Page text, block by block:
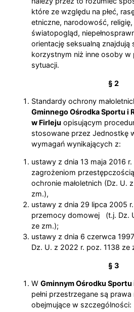
które ze względu na płeć,
etniczne, narodowość, religię,
światopogląd,
orientację seksualną znajdują
korzystnym niż inne osoby w
sytuacji.
§ 2
Standardy ochrony
Gminnego Ośrodka Sportu i
w Firleju opisującym
stosowane przez Jednostkę
wymagań wynikających z:
ustawy z dnia 13 maja 2016 r.
zagrożeniom
ochronie małoletnich (Dz. U.
zm.),
ustawy z dnia 29 lipca 2005
przemocy domowej (t.j. Dz.
ze zm.);
ustawy z dnia 6 czerwca
Dz. U. z 2022 r. poz. 1138 ze
§ 3
W Gminnym Ośrodku Sportu
pełni przestrzegane są prawa
obejmujące w szczególności: